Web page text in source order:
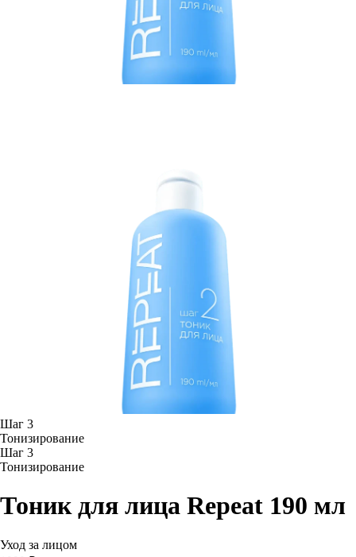
Шаг 3
Тонизирование
Шаг 3
Тонизирование
Тоник для лица Repeat 190 мл
Уход за лицом